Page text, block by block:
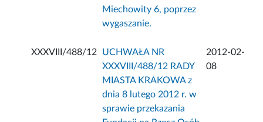
Miechowity 6, poprzez
wygaszanie.
XXXVIII/488/12
UCHWAŁA NR
XXXVIII/488/12 RADY
MIASTA KRAKOWA z
dnia 8 lutego 2012 r. w
sprawie przekazania
2012-02-
08